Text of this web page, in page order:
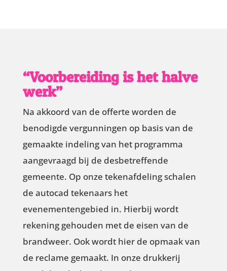
“Voorbereiding is het halve
werk”
Na akkoord van de offerte worden de
benodigde vergunningen op basis van de
gemaakte indeling van het programma
aangevraagd bij de desbetreffende
gemeente. Op onze tekenafdeling schalen
de autocad tekenaars het
evenementengebied in. Hierbij wordt
rekening gehouden met de eisen van de
brandweer. Ook wordt hier de opmaak van
de reclame gemaakt. In onze drukkerij